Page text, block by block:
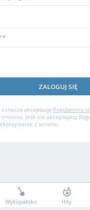
ZALOGUJ SIĘ
akceptację Regulaminu
Jeśli nie akceptujesz
z serwisu.
Wykopalisko Hity